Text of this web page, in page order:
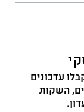
עדכונים
השקות